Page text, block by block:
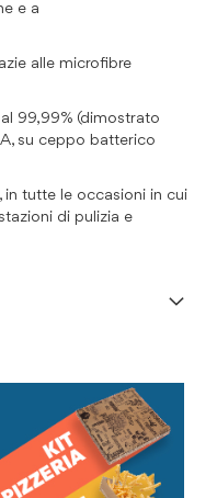
e a
alle microfibre
99,99% (dimostrato
su ceppo batterico
in tutte le occasioni in cui
di pulizia e